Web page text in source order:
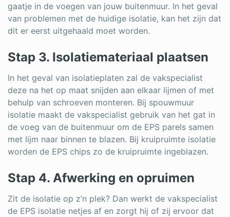
gaatje in de voegen van jouw buitenmuur. In het geval
van problemen met de huidige isolatie, kan het zijn dat
dit er eerst uitgehaald moet worden.
Stap 3. Isolatiemateriaal plaatsen
In het geval van isolatieplaten zal de vakspecialist
deze na het op maat snijden aan elkaar lijmen of met
behulp van schroeven monteren. Bij spouwmuur
isolatie maakt de vakspecialist gebruik van het gat in
de voeg van de buitenmuur om de EPS parels samen
met lijm naar binnen te blazen. Bij kruipruimte isolatie
worden de EPS chips zo de kruipruimte ingeblazen.
Stap 4. Afwerking en opruimen
Zit de isolatie op z’n plek? Dan werkt de vakspecialist
de EPS isolatie netjes af en zorgt hij of zij ervoor dat